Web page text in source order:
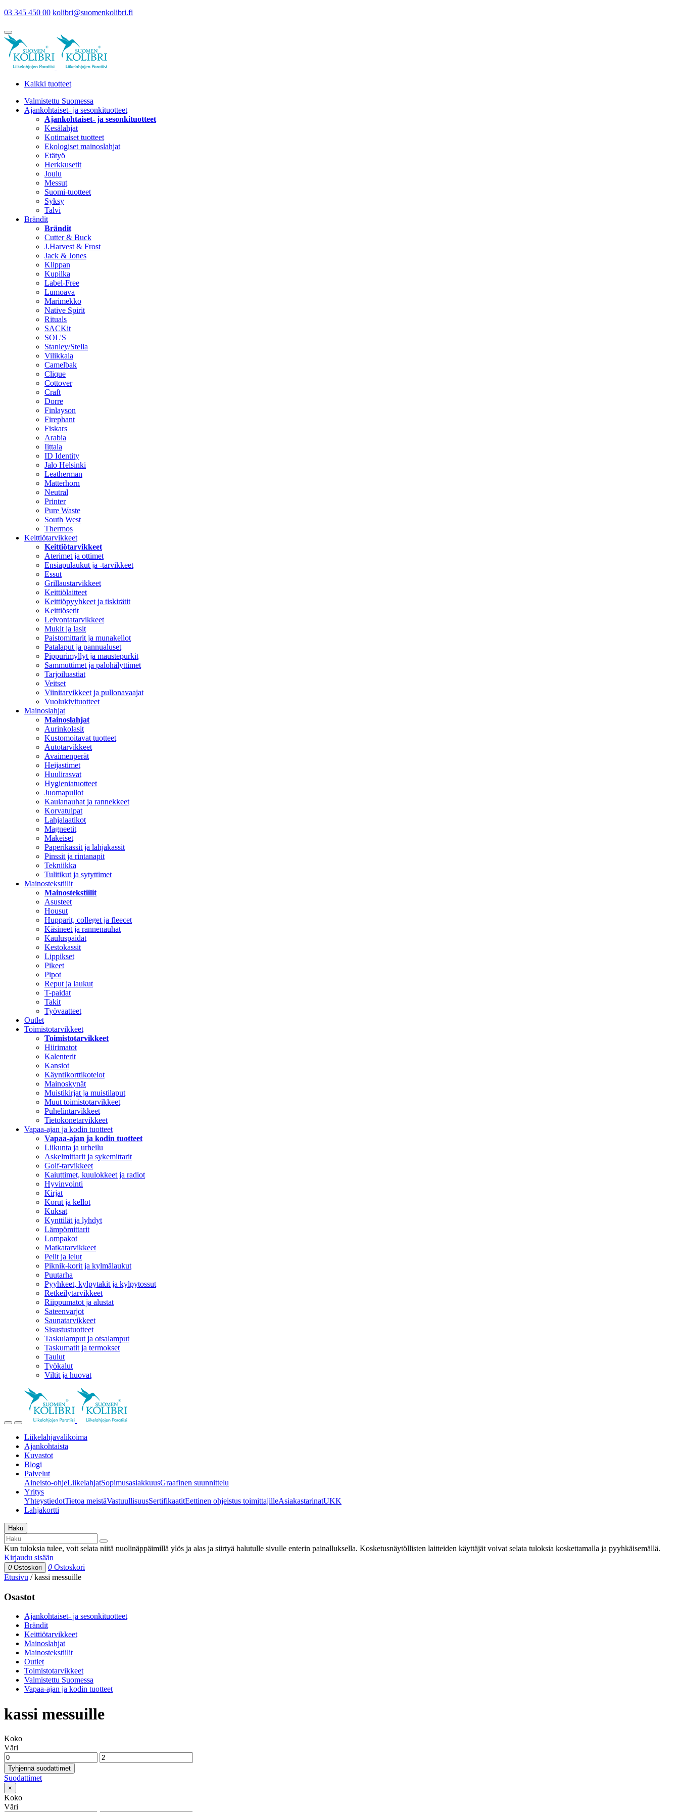
03 345 450 00 kolibri@suomenkolibri.fi
Kaikki tuotteet
Valmistettu Suomessa
Ajankohtaiset- ja sesonkituotteet
Ajankohtaiset- ja sesonkituotteet
Kesälahjat
Kotimaiset tuotteet
Ekologiset mainoslahjat
Etätyö
Herkkusetit
Joulu
Messut
Suomi-tuotteet
Syksy
Talvi
Brändit
Brändit
Cutter & Buck
J.Harvest & Frost
Jack & Jones
Klippan
Kupilka
Label-Free
Lumoava
Marimekko
Native Spirit
Rituals
SACKit
SOL'S
Stanley/Stella
Vilikkala
Camelbak
Clique
Cottover
Craft
Dorre
Finlayson
Firephant
Fiskars
Arabia
Iittala
ID Identity
Jalo Helsinki
Leatherman
Matterhorn
Neutral
Printer
Pure Waste
South West
Thermos
Keittiötarvikkeet
Keittiötarvikkeet
Aterimet ja ottimet
Ensiapulaukut ja -tarvikkeet
Essut
Grillaustarvikkeet
Keittiölaitteet
Keittiöpyyhkeet ja tiskirätit
Keittiösetit
Leivontatarvikkeet
Mukit ja lasit
Paistomittarit ja munakellot
Patalaput ja pannualuset
Pippurimyllyt ja maustepurkit
Sammuttimet ja palohälyttimet
Tarjoiluastiat
Veitset
Viinitarvikkeet ja pullonavaajat
Vuolukivituotteet
Mainoslahjat
Mainoslahjat
Aurinkolasit
Kustomoitavat tuotteet
Autotarvikkeet
Avaimenperät
Heijastimet
Huulirasvat
Hygieniatuotteet
Juomapullot
Kaulanauhat ja rannekkeet
Korvatulpat
Lahjalaatikot
Magneetit
Makeiset
Paperikassit ja lahjakassit
Pinssit ja rintanapit
Tekniikka
Tulitikut ja sytyttimet
Mainostekstiilit
Mainostekstiilit
Asusteet
Housut
Hupparit, colleget ja fleecet
Käsineet ja rannenauhat
Kauluspaidat
Kestokassit
Lippikset
Pikeet
Pipot
Reput ja laukut
T-paidat
Takit
Työvaatteet
Outlet
Toimistotarvikkeet
Toimistotarvikkeet
Hiirimatot
Kalenterit
Kansiot
Käyntikorttikotelot
Mainoskynät
Muistikirjat ja muistilaput
Muut toimistotarvikkeet
Puhelintarvikkeet
Tietokonetarvikkeet
Vapaa-ajan ja kodin tuotteet
Vapaa-ajan ja kodin tuotteet
Liikunta ja urheilu
Askelmittarit ja sykemittarit
Golf-tarvikkeet
Kaiuttimet, kuulokkeet ja radiot
Hyvinvointi
Kirjat
Korut ja kellot
Kuksat
Kynttilät ja lyhdyt
Lämpömittarit
Lompakot
Matkatarvikkeet
Pelit ja lelut
Piknik-korit ja kylmälaukut
Puutarha
Pyyhkeet, kylpytakit ja kylpytossut
Retkeilytarvikkeet
Riippumatot ja alustat
Sateenvarjot
Saunatarvikkeet
Sisustustuotteet
Taskulamput ja otsalamput
Taskumatit ja termokset
Taulut
Työkalut
Viltit ja huovat
Liikelahjavalikoima
Ajankohtaista
Kuvastot
Blogi
Palvelut
Aineisto-ohjeLiikelahjatSopimusasiakkuusGraafinen suunnittelu
Yritys
YhteystiedotTietoa meistäVastuullisuusSertifikaatitEettinen ohjeistus toimittajilleAsiakastarinatUKK
Lahjakortti
Haku
Kun tuloksia tulee, voit selata niitä nuolinäppäimillä ylös ja alas ja siirtyä halutulle sivulle enterin painalluksella. Kosketusnäytöllisten laitteiden käyttäjät voivat selata tuloksia koskettamalla ja pyyhkäisemällä.
Kirjaudu sisään
0 Ostoskori 0 Ostoskori
Etusivu /kassi messuille
Osastot
Ajankohtaiset- ja sesonkituotteet
Brändit
Keittiötarvikkeet
Mainoslahjat
Mainostekstiilit
Outlet
Toimistotarvikkeet
Valmistettu Suomessa
Vapaa-ajan ja kodin tuotteet
kassi messuille
Koko
Väri
Tyhjennä suodattimet
Suodattimet
×
Koko
Väri